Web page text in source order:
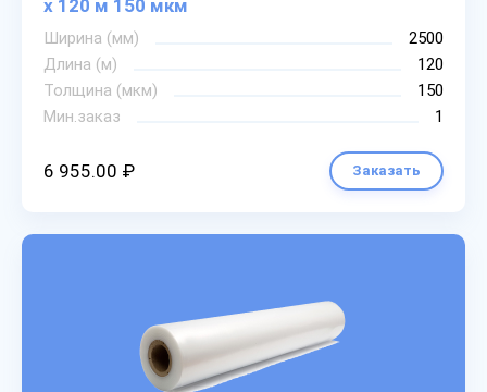
х 120 м 150 мкм
Ширина (мм)
2500
Длина (м)
120
Толщина (мкм)
150
Мин.заказ
1
6 955.00 ₽ Заказать